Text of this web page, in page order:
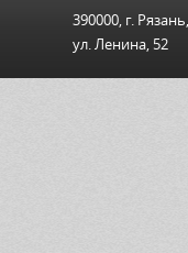
390000, г. Рязань,
ул. Ленина, 52